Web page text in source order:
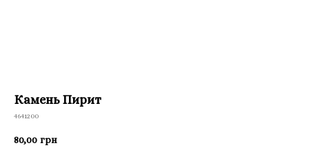
Камень Пирит
4641200
80,00 грн